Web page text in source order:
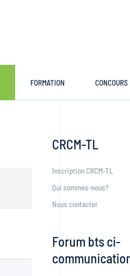
FORMATION CONCOURS
CRCM-TL
Inscription CRCM-TL
Qui sommes-nous?
Nous contacter
Forum bts ci-